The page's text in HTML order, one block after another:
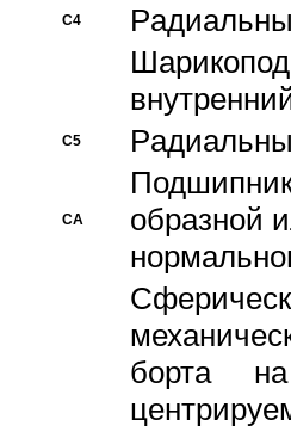
C4
C5
CA
образной
борта